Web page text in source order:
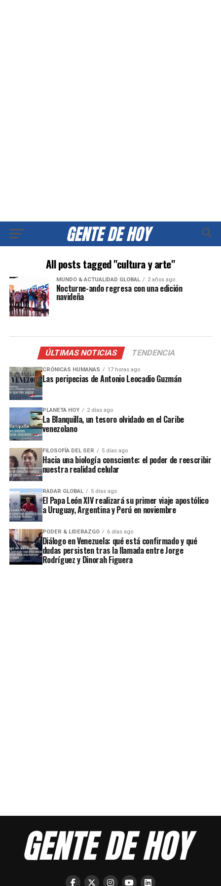
All posts tagged "cultura y arte"
MUNDO & ACTUALIDAD GLOBAL 2 años ago
Nocturne-ando regresa con una edición
navideña
ÚLTIMAS NOTICIAS TENDENCIA
CRÓNICAS HUMANAS 17 horas ago
Las peripecias de Antonio Leocadio Guzmán
PLANETA HOY 2 días ago
La Blanquilla, un tesoro olvidado en el Caribe
venezolano
FILOSOFÍA DEL SER 5 días ago
Hacia una biología consciente: el poder de reescribir
nuestra realidad celular
RADAR GLOBAL 5 días ago
El Papa León XIV realizará su primer viaje apostólico
a Uruguay, Argentina y Perú en noviembre
PODER & LIDERAZGO 6 días ago
Diálogo en Venezuela: qué está confirmado y qué
dudas persisten tras la llamada entre Jorge
Rodríguez y Dinorah Figuera